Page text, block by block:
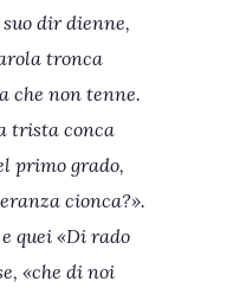
dir dienne,
tronca
che non tenne.
trista conca
primo grado,
cionca?».
quei «Di rado
«che di noi